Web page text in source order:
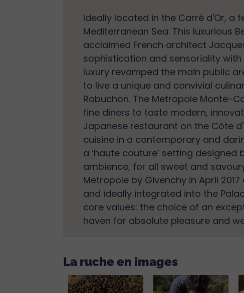
Ideally located in the Carré d'Or, a
Mediterranean Sea. This luxurious
acclaimed French architect
sophistication and sensoriality with
luxury revamped the main public
to live a unique and convivial
Robuchon. The Metropole Monte-
fine diners to taste modern,
Japanese restaurant on the Côte
cuisine in a contemporary and
a ‘haute couture’ setting designed
ambience, for all sweet and
Metropole by Givenchy in April
and ideally integrated into the
core values: the choice of an
haven for absolute pleasure and
La ruche en images